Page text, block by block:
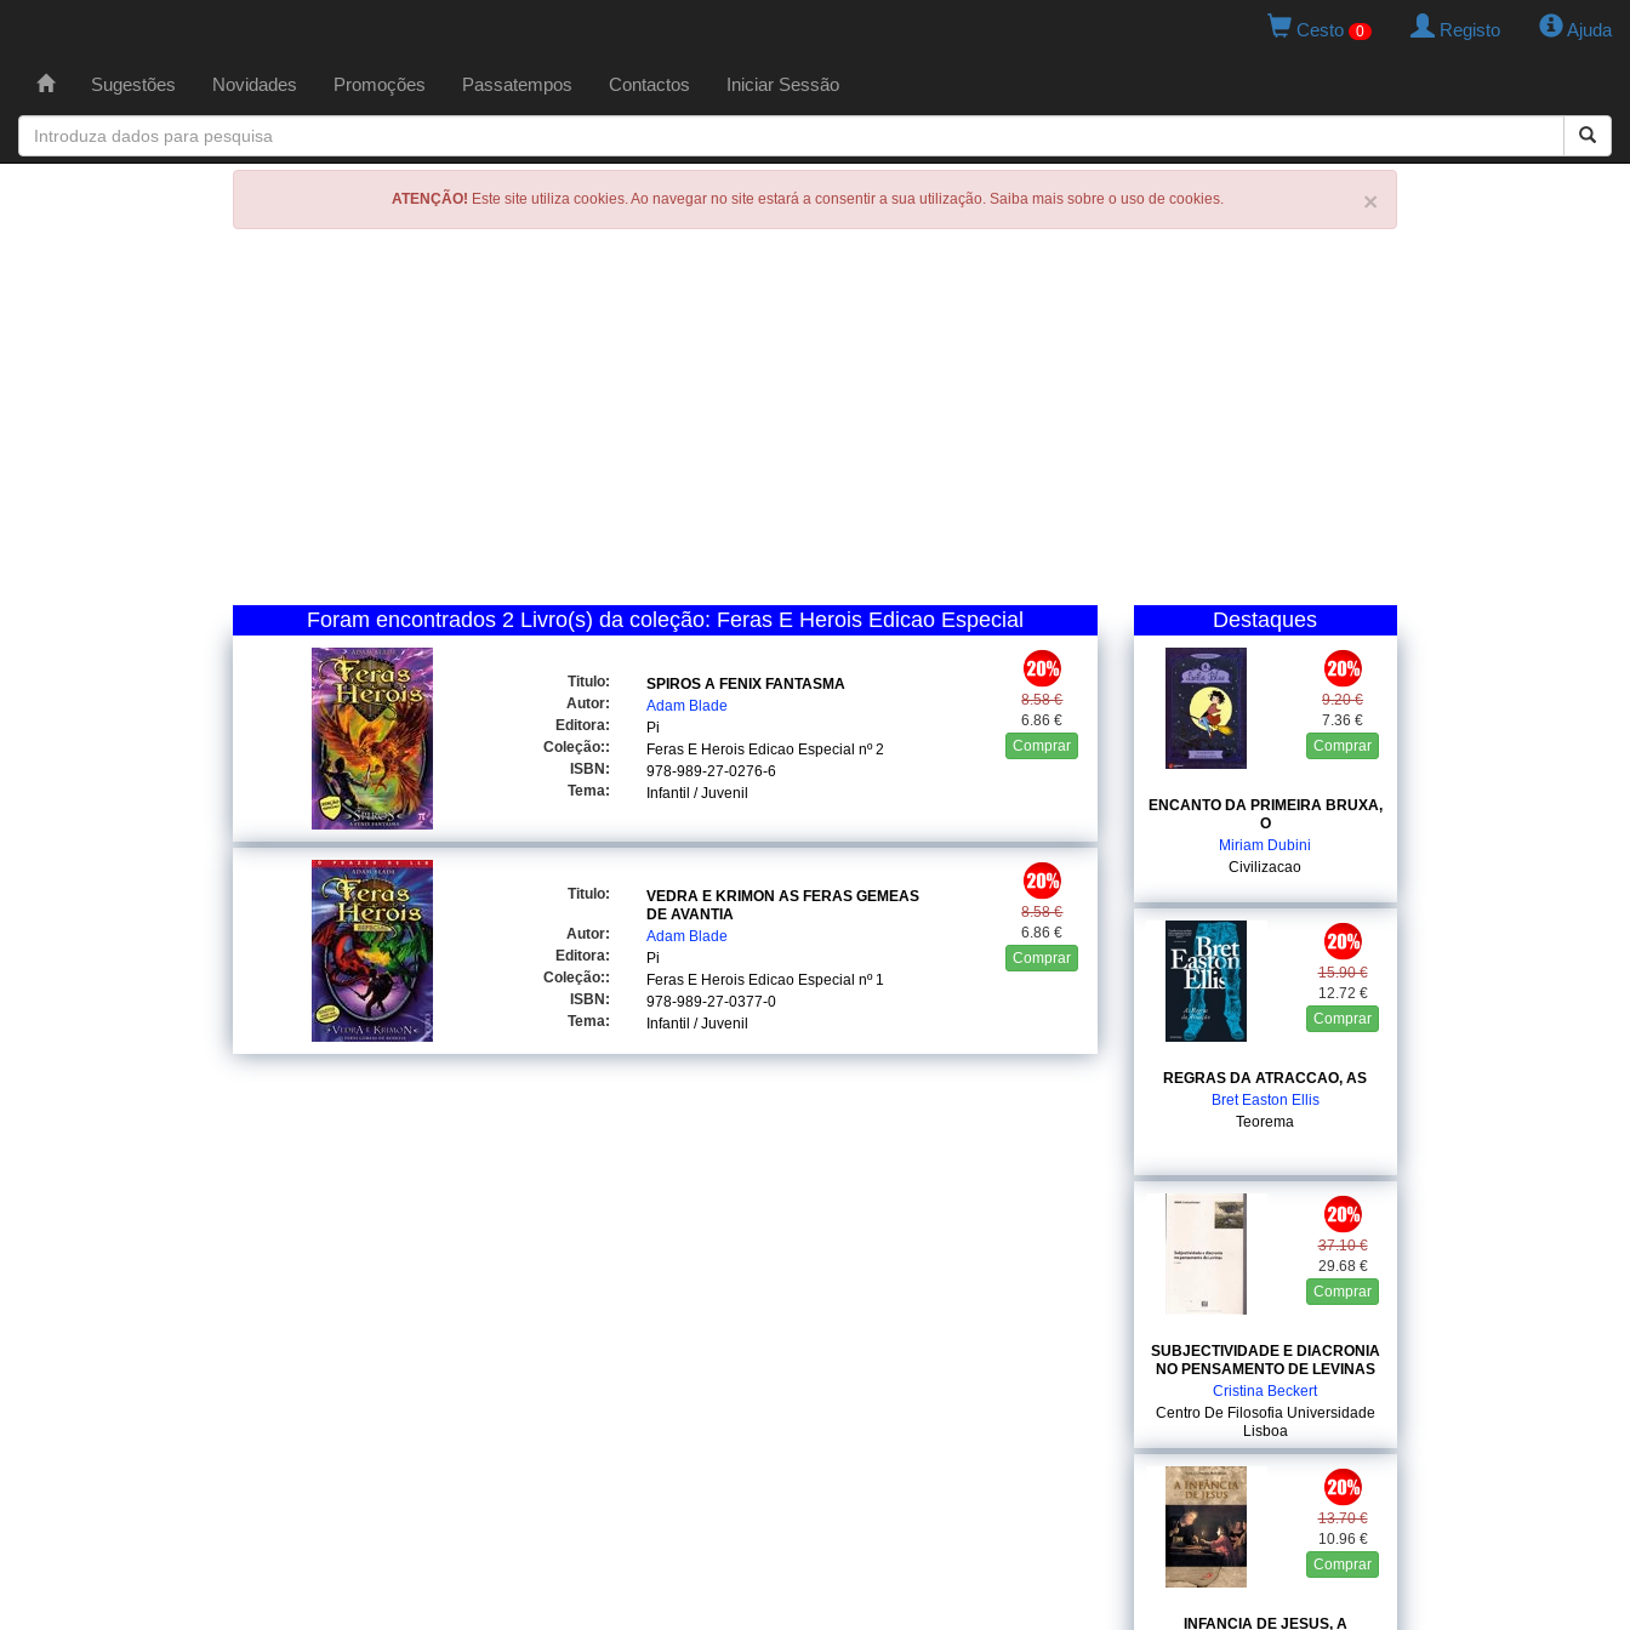
Cesto 0 Registo Ajuda
Sugestões Novidades Promoções Passatempos Contactos Iniciar Sessão
×
ATENÇÃO! Este site utiliza cookies. Ao navegar no site estará a consentir a sua utilização. Saiba mais sobre o uso de cookies.
Foram encontrados 2 Livro(s) da coleção: Feras E Herois Edicao Especial
8.58 €
6.86 €
Comprar
Titulo:
SPIROS A FENIX FANTASMA
Autor:
Adam Blade
Editora:
Pi
Coleção::
Feras E Herois Edicao Especial nº 2
ISBN:
978-989-27-0276-6
Tema:
Infantil / Juvenil
8.58 €
6.86 €
Comprar
Titulo:
VEDRA E KRIMON AS FERAS GEMEAS
DE AVANTIA
Autor:
Adam Blade
Editora:
Pi
Coleção::
Feras E Herois Edicao Especial nº 1
ISBN:
978-989-27-0377-0
Tema:
Infantil / Juvenil
Destaques
9.20 €
7.36 €
Comprar
ENCANTO DA PRIMEIRA BRUXA,
O
Miriam Dubini
Civilizacao
15.90 €
12.72 €
Comprar
REGRAS DA ATRACCAO, AS
Bret Easton Ellis
Teorema
37.10 €
29.68 €
Comprar
SUBJECTIVIDADE E DIACRONIA
NO PENSAMENTO DE LEVINAS
Cristina Beckert
Centro De Filosofia Universidade
Lisboa
13.70 €
10.96 €
Comprar
INFANCIA DE JESUS, A